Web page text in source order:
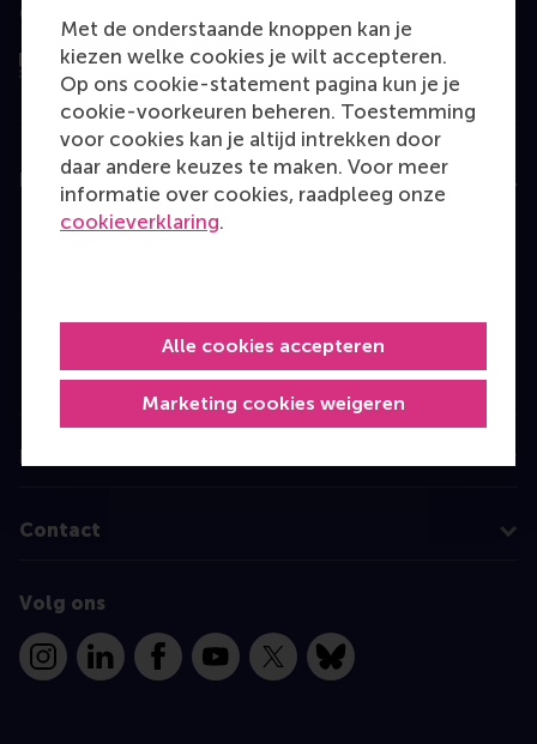
Met de onderstaande knoppen kan je
kiezen welke cookies je wilt accepteren.
Op ons cookie-statement pagina kun je je
cookie-voorkeuren beheren. Toestemming
voor cookies kan je altijd intrekken door
daar andere keuzes te maken. Voor meer
informatie over cookies, raadpleeg onze
cookieverklaring.
Marketing cookies weigeren
Alle cookies accepteren
Geëvalueerd door
Education
Bachelor
Executive Education
Information for
Contact
Volg ons
InstagramLinkedInFacebookYouTube
X Bluesky